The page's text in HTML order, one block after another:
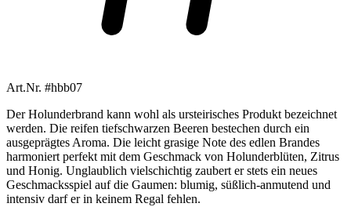
Art.Nr. #hbb07
Der Holunderbrand kann wohl als ursteirisches Produkt bezeichnet
werden. Die reifen tiefschwarzen Beeren bestechen durch ein
ausgeprägtes Aroma. Die leicht grasige Note des edlen Brandes
harmoniert perfekt mit dem Geschmack von Holunderblüten, Zitrus
und Honig. Unglaublich vielschichtig zaubert er stets ein neues
Geschmacksspiel auf die Gaumen: blumig, süßlich-anmutend und
intensiv darf er in keinem Regal fehlen.